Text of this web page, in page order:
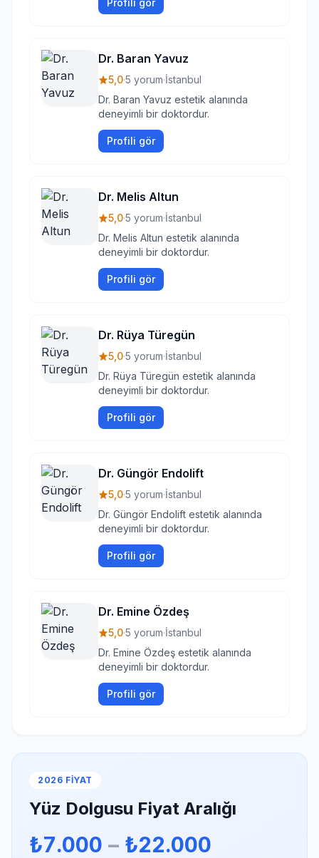
Profili gör
Dr. Baran Yavuz
5,0·5 yorum·İstanbul
Dr. Baran Yavuz estetik alanında
deneyimli bir doktordur.
Profili gör
Dr. Melis Altun
5,0·5 yorum·İstanbul
Dr. Melis Altun estetik alanında
deneyimli bir doktordur.
Profili gör
Dr. Rüya Türegün
5,0·5 yorum·İstanbul
Dr. Rüya Türegün estetik alanında
deneyimli bir doktordur.
Profili gör
Dr. Güngör Endolift
5,0·5 yorum·İstanbul
Dr. Güngör Endolift estetik alanında
deneyimli bir doktordur.
Profili gör
Dr. Emine Özdeş
5,0·5 yorum·İstanbul
Dr. Emine Özdeş estetik alanında
deneyimli bir doktordur.
Profili gör
2026 FIYAT
Yüz Dolgusu Fiyat Aralığı
₺7.000 – ₺22.000